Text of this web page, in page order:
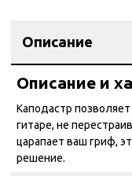
Описание
Описание и
Каподастр
гитаре, не
царапает ваш гриф,
решение.